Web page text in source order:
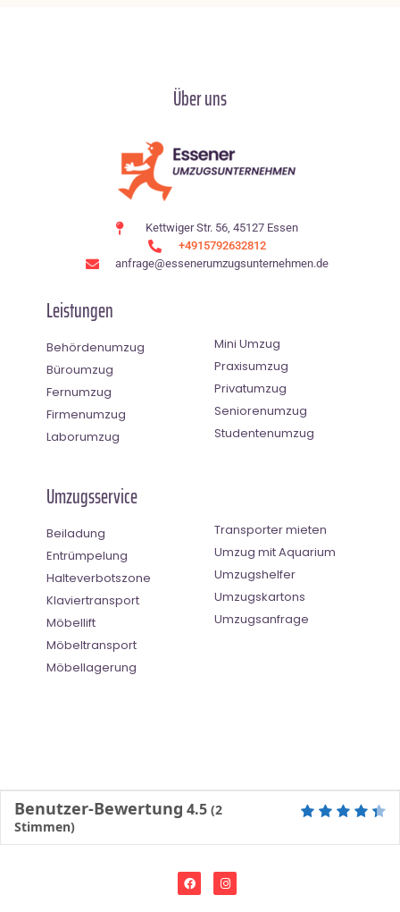
Über uns
Kettwiger Str. 56, 45127 Essen
+4915792632812
anfrage@essenerumzugsunternehmen.de
Leistungen
Behördenumzug
Büroumzug
Fernumzug
Firmenumzug
Laborumzug
Mini Umzug
Praxisumzug
Privatumzug
Seniorenumzug
Studentenumzug
Umzugsservice
Beiladung
Entrümpelung
Halteverbotszone
Klaviertransport
Möbellift
Möbeltransport
Möbellagerung
Transporter mieten
Umzug mit Aquarium
Umzugshelfer
Umzugskartons
Umzugsanfrage
Benutzer-Bewertung 4.5 (2
Stimmen)